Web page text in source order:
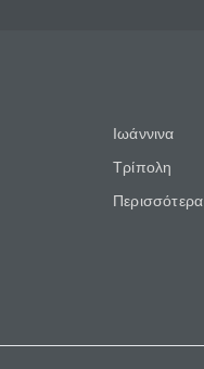
Ιωάννινα
Τρίπολη
Περισσότερα